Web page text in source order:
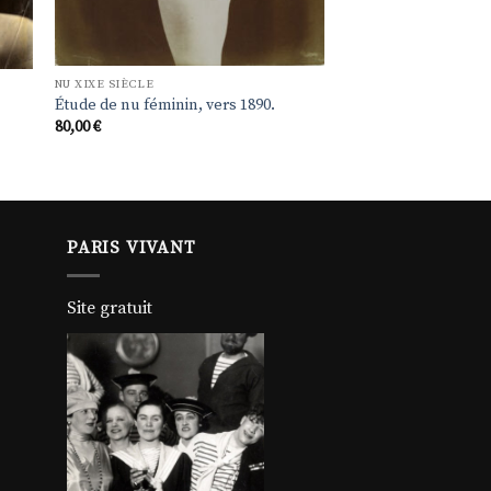
NU XIXE SIÈCLE
Étude de nu féminin, vers 1890.
80,00€
PARIS VIVANT
Site gratuit